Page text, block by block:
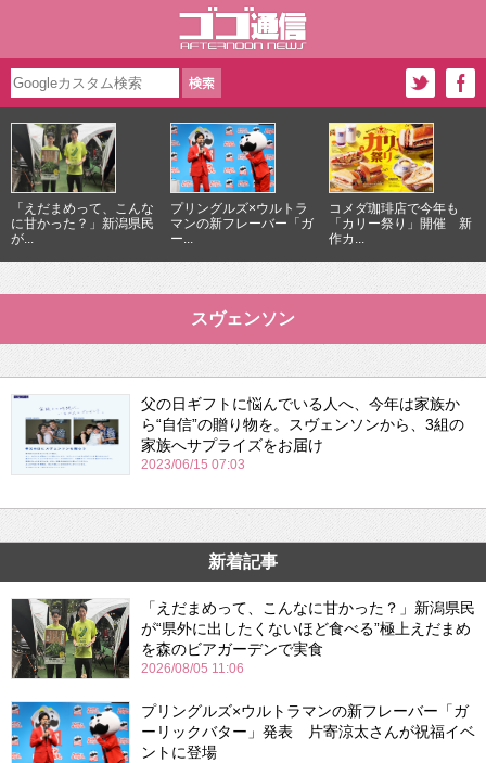
「えだまめって、こんな
に甘かった？」新潟県民
が...
プリングルズ×ウルトラ
マンの新フレーバー「ガ
ー...
コメダ珈琲店で今年も
「カリー祭り」開催 新
作カ...
スヴェンソン
父の日ギフトに悩んでいる人へ、今年は家族か
ら“自信”の贈り物を。スヴェンソンから、3組の
家族へサプライズをお届け
2023/06/15 07:03
新着記事
「えだまめって、こんなに甘かった？」新潟県民
が“県外に出したくないほど食べる”極上えだまめ
を森のビアガーデンで実食
2026/08/05 11:06
プリングルズ×ウルトラマンの新フレーバー「ガ
ーリックバター」発表 片寄涼太さんが祝福イベ
ントに登場